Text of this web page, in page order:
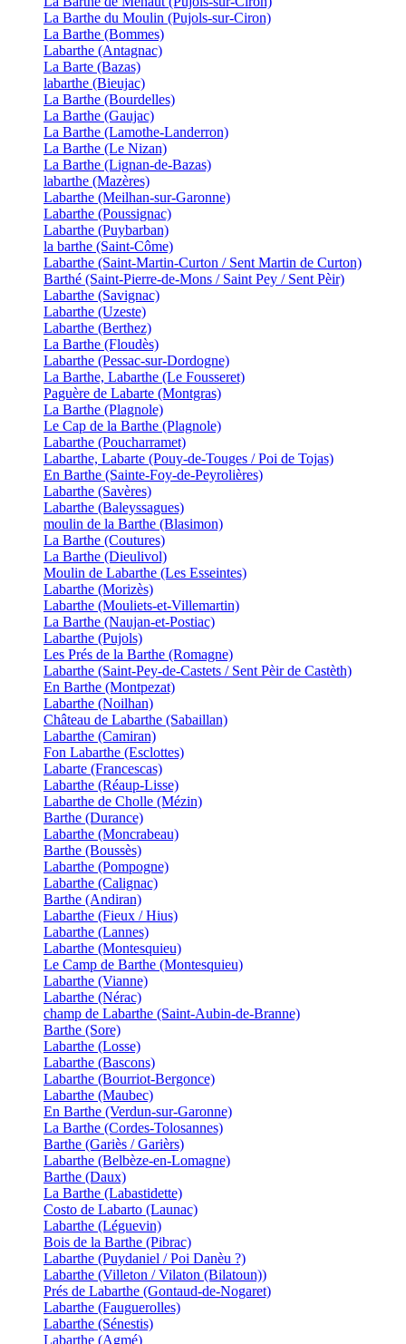
La Barthe du Moulin (Pujols-sur-Ciron)
La Barthe (Bommes)
Labarthe (Antagnac)
La Barte (Bazas)
labarthe (Bieujac)
La Barthe (Bourdelles)
La Barthe (Gaujac)
La Barthe (Lamothe-Landerron)
La Barthe (Le Nizan)
La Barthe (Lignan-de-Bazas)
labarthe (Mazères)
Labarthe (Meilhan-sur-Garonne)
Labarthe (Poussignac)
Labarthe (Puybarban)
la barthe (Saint-Côme)
Labarthe (Saint-Martin-Curton / Sent Martin de Curton)
Barthé (Saint-Pierre-de-Mons / Saint Pey / Sent Pèir)
Labarthe (Savignac)
Labarthe (Uzeste)
Labarthe (Berthez)
La Barthe (Floudès)
Labarthe (Pessac-sur-Dordogne)
La Barthe, Labarthe (Le Fousseret)
Paguère de Labarte (Montgras)
La Barthe (Plagnole)
Le Cap de la Barthe (Plagnole)
Labarthe (Poucharramet)
Labarthe, Labarte (Pouy-de-Touges / Poi de Tojas)
En Barthe (Sainte-Foy-de-Peyrolières)
Labarthe (Savères)
Labarthe (Baleyssagues)
moulin de la Barthe (Blasimon)
La Barthe (Coutures)
La Barthe (Dieulivol)
Moulin de Labarthe (Les Esseintes)
Labarthe (Morizès)
Labarthe (Mouliets-et-Villemartin)
La Barthe (Naujan-et-Postiac)
Labarthe (Pujols)
Les Prés de la Barthe (Romagne)
Labarthe (Saint-Pey-de-Castets / Sent Pèir de Castèth)
En Barthe (Montpezat)
Labarthe (Noilhan)
Château de Labarthe (Sabaillan)
Labarthe (Camiran)
Fon Labarthe (Esclottes)
Labarte (Francescas)
Labarthe (Réaup-Lisse)
Labarthe de Cholle (Mézin)
Barthe (Durance)
Labarthe (Moncrabeau)
Barthe (Boussès)
Labarthe (Pompogne)
Labarthe (Calignac)
Barthe (Andiran)
Labarthe (Fieux / Hius)
Labarthe (Lannes)
Labarthe (Montesquieu)
Le Camp de Barthe (Montesquieu)
Labarthe (Vianne)
Labarthe (Nérac)
champ de Labarthe (Saint-Aubin-de-Branne)
Barthe (Sore)
Labarthe (Losse)
Labarthe (Bascons)
Labarthe (Bourriot-Bergonce)
Labarthe (Maubec)
En Barthe (Verdun-sur-Garonne)
La Barthe (Cordes-Tolosannes)
Barthe (Gariès / Garièrs)
Labarthe (Belbèze-en-Lomagne)
Barthe (Daux)
La Barthe (Labastidette)
Costo de Labarto (Launac)
Labarthe (Léguevin)
Bois de la Barthe (Pibrac)
Labarthe (Puydaniel / Poi Danèu ?)
Labarthe (Villeton / Vilaton (Bilatoun))
Prés de Labarthe (Gontaud-de-Nogaret)
Labarthe (Fauguerolles)
Labarthe (Sénestis)
Labarthe (Agmé)